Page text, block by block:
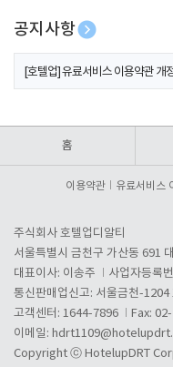
공지사항
[호텔업] 개인정보 처리방침 개정본
[호텔업] 유료서비스 이용약관 개
홈
이용약관 유료서비스
주식회사 호텔업디알티
서울특별시 금천구 가산동 691
대표이사: 이송주
사업자등록
통신판매업신고: 서울금천-1204
고객센터: 1644-7896
Fax:
이메일:
Copyright ⓒ HotelupDRT